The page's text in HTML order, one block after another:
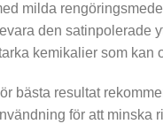
milda
den satinpolerade
kemikalier som kan
bästa resultat
för att minska